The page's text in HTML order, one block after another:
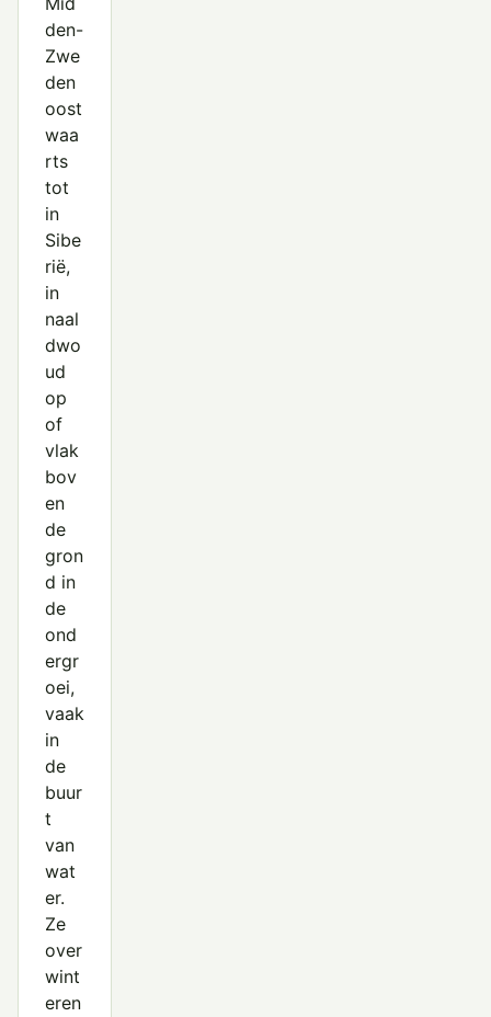
den-
Zwe
den
oost
waa
rts
tot
in
Sibe
rië,
in
naal
dwo
ud
op
of
vlak
bov
en
de
gron
d in
de
ond
ergr
oei,
vaak
in
de
buur
t
van
wat
er.
Ze
over
wint
eren